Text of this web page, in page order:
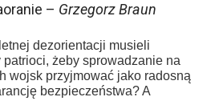
– Grzegorz Braun
dezorientacji musieli
żeby sprowadzanie na
wojsk przyjmować jako radosną
bezpieczeństwa? A